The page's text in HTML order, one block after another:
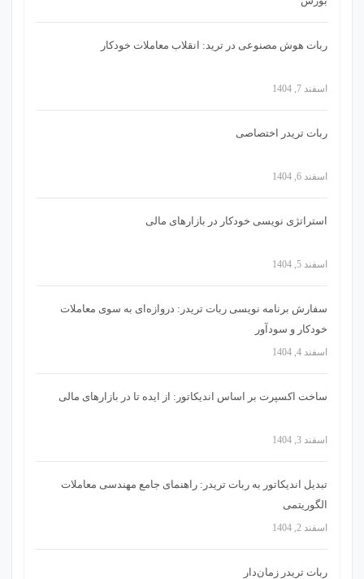
ربات هوش مصنوعی در ترید: انقلاب معاملات خودکار
اسفند 7, 1404
ربات تریدر اختصاصی
اسفند 6, 1404
استراتژی‌ نویسی خودکار در بازارهای مالی
اسفند 5, 1404
سفارش برنامه نویسی ربات تریدر: دروازه‌ای به سوی معاملات
خودکار و سودآور
اسفند 4, 1404
ساخت اکسپرت بر اساس اندیکاتور: از ایده تا در بازارهای مالی
اسفند 3, 1404
تبدیل اندیکاتور به ربات تریدر: راهنمای جامع مهندسی معاملات
الگوریتمی
اسفند 2, 1404
ربات تریدر زمان‌دار